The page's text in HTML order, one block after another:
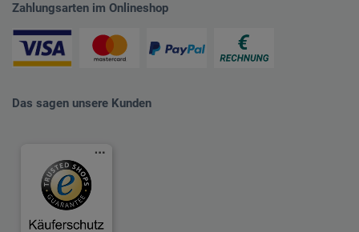
Zahlungsarten im Onlineshop
Das sagen unsere Kunden